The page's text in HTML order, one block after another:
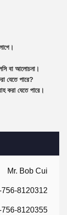
Mr. Bob Cui
756-8120312
756-8120355
বা আলোচনা।
যেতে পারে?
করা যেতে পারে।